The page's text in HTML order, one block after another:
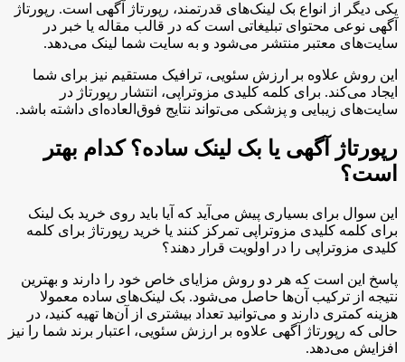
یکی دیگر از انواع بک لینک‌های قدرتمند، رپورتاژ آگهی است. رپورتاژ
آگهی نوعی محتوای تبلیغاتی است که در قالب مقاله یا خبر در
سایت‌های معتبر منتشر می‌شود و به سایت شما لینک می‌دهد.
این روش علاوه بر ارزش سئویی، ترافیک مستقیم نیز برای شما
ایجاد می‌کند. برای کلمه کلیدی مزوتراپی، انتشار رپورتاژ در
سایت‌های زیبایی و پزشکی می‌تواند نتایج فوق‌العاده‌ای داشته باشد.
رپورتاژ آگهی یا بک لینک ساده؟ کدام بهتر
است؟
این سوال برای بسیاری پیش می‌آید که آیا باید روی خرید بک لینک
برای کلمه کلیدی مزوتراپی تمرکز کنند یا خرید رپورتاژ برای کلمه
کلیدی مزوتراپی را در اولویت قرار دهند؟
پاسخ این است که هر دو روش مزایای خاص خود را دارند و بهترین
نتیجه از ترکیب آن‌ها حاصل می‌شود. بک لینک‌های ساده معمولا
هزینه کمتری دارند و می‌توانید تعداد بیشتری از آن‌ها تهیه کنید، در
حالی که رپورتاژ آگهی علاوه بر ارزش سئویی، اعتبار برند شما را نیز
افزایش می‌دهد.